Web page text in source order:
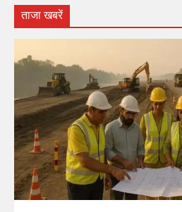
ताजा खबरें